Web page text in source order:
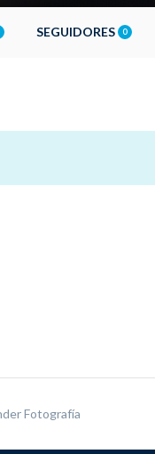
SEGUIDORES 0
Fotografía